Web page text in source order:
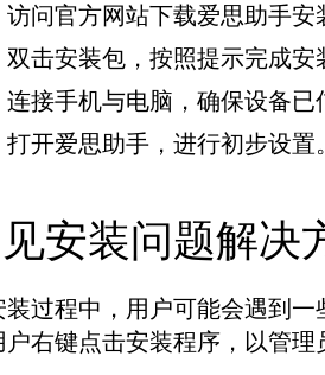
访问官方网站下载爱思助手安
双击安装包，按照提示完成安
连接手机与电脑，确保设备已
打开爱思助手，进行初步设置。
安装问题解决
装过程中，用户可能会遇到
右键点击安装程序，以管理